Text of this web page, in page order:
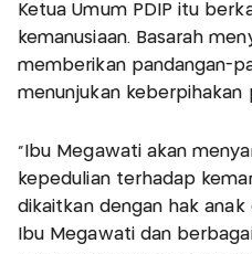
Ketua Umum PDIP itu
kemanusiaan. Basarah
memberikan pandangan-
menunjukan keberpihakan
"Ibu Megawati akan
kepedulian terhadap
dikaitkan dengan hak anak
Ibu Megawati dan